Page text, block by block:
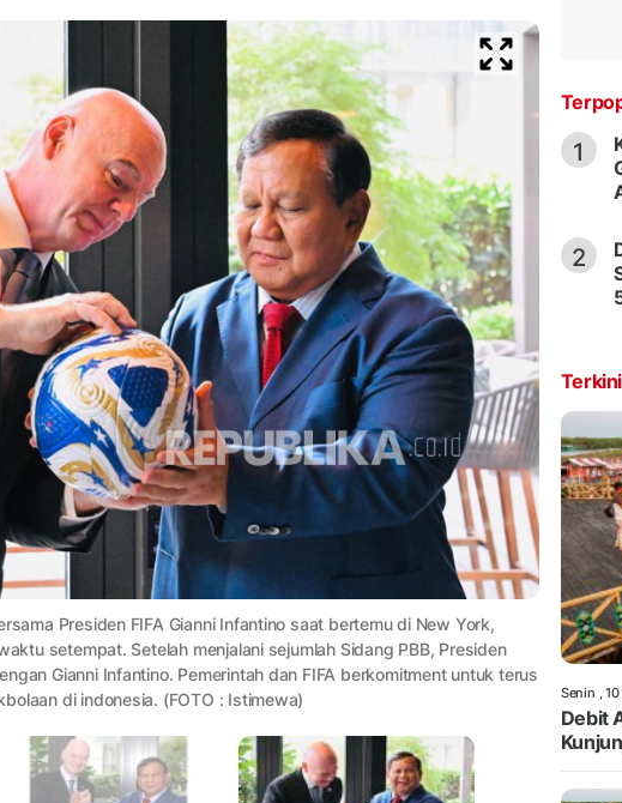
Presiden FIFA Gianni Infantino saat bertemu di New York,
setempat. Setelah menjalani sejumlah Sidang PBB, Presiden
Gianni Infantino. Pemerintah dan FIFA berkomitment untuk terus
di indonesia. (FOTO : Istimewa)
1
2
Senin ,
Debit